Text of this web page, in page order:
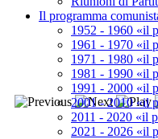
Il programma
1952 - 1960 «il
1961 - 1970 «il
1971 - 1980 «il
1981 - 1990 «il
1991 - 2000 «il
2001 - 2010 «il
2011 - 2020 «il
2021 - 2026 «il